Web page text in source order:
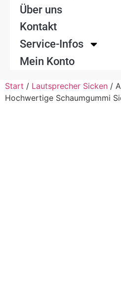
Über uns
Kontakt
Service-Infos
Mein Konto
Start / Lautsprecher Sicken /
Hochwertige Schaumgummi